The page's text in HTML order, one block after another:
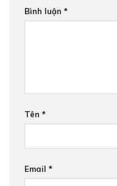
Bình luận *
Tên *
Email *